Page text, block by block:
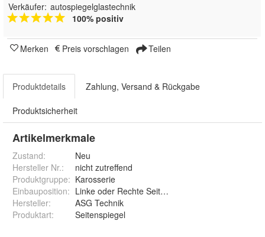
Verkäufer: autospiegelglastechnik
100% positiv
Merken Preis vorschlagen Teilen
Produktdetails Zahlung, Versand & Rückgabe
Produktsicherheit
Artikelmerkmale
Zustand:
Neu
Hersteller Nr.:
nicht zutreffend
Produktgruppe: Karosserie
Einbauposition: Linke oder Rechte Seite sphärisch - konvex
Hersteller:
ASG Technik
Produktart: Seitenspiegel